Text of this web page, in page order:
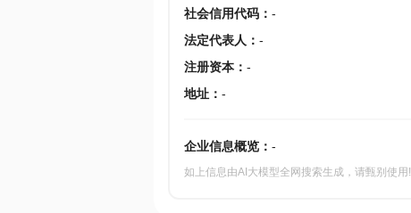
社会信用代码： -
法定代表人 ： -
注册资本： -
地址： -
企业信息概览： -
如上信息由AI大模型全网搜索生成，请甄别使用!